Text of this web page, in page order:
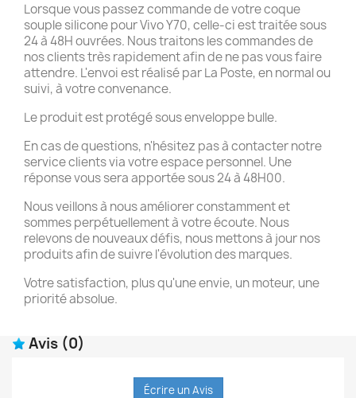
Lorsque vous passez commande de votre coque
souple silicone pour Vivo Y70, celle-ci est traitée sous
24 à 48H ouvrées. Nous traitons les commandes de
nos clients très rapidement afin de ne pas vous faire
attendre. L'envoi est réalisé par La Poste, en normal ou
suivi, à votre convenance.
Le produit est protégé sous enveloppe bulle.
En cas de questions, n'hésitez pas à contacter notre
service clients via votre espace personnel. Une
réponse vous sera apportée sous 24 à 48H00.
Nous veillons à nous améliorer constamment et
sommes perpétuellement à votre écoute. Nous
relevons de nouveaux défis, nous mettons à jour nos
produits afin de suivre l'évolution des marques.
Votre satisfaction, plus qu'une envie, un moteur, une
priorité absolue.
Avis (0)
Écrire un Avis